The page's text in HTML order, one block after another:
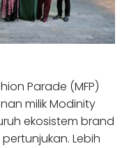
Parade (MFP)
milik Modinity
ekosistem brand
Lebih